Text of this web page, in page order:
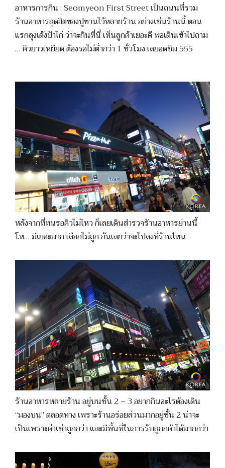
อาหารการกิน : Seomyeon First Street เป็นถนนที่รวม
ร้านอาหารสุดฮิตของปูซานไว้หลายร้าน อย่างเช่นร้านนี้ ตอน
แรกลุงเด้งป้าไก่ ว่าจะกินที่นี่ เห็นลูกค้าเยอะดี พอเดินเข้าไปถาม
… คิวยาวเหยียด ต้องรอไม่ต่ำกว่า 1 ชั่วโมง เลยอดชิม 555
หลังจากที่ทนรอคิวไม่ไหว ก็เลยเดินสำรวจร้านอาหารย่านนี้
โห… มีเยอะมาก เลือกไม่ถูก กันเลยว่าจะไปลงที่ร้านไหน
ร้านอาหารหลายร้าน อยู่บนชั้น 2 – 3 อยากกินอะไรต้องเดิน
“มองบน” ตลอดทาง เพราะร้านอร่อยส่วนมากอยู่ชั้น 2 น่าจะ
เป็นเพราะค่าเช่าถูกกว่า และมีพื้นที่ในการรับลูกกค้าได้มากกว่า